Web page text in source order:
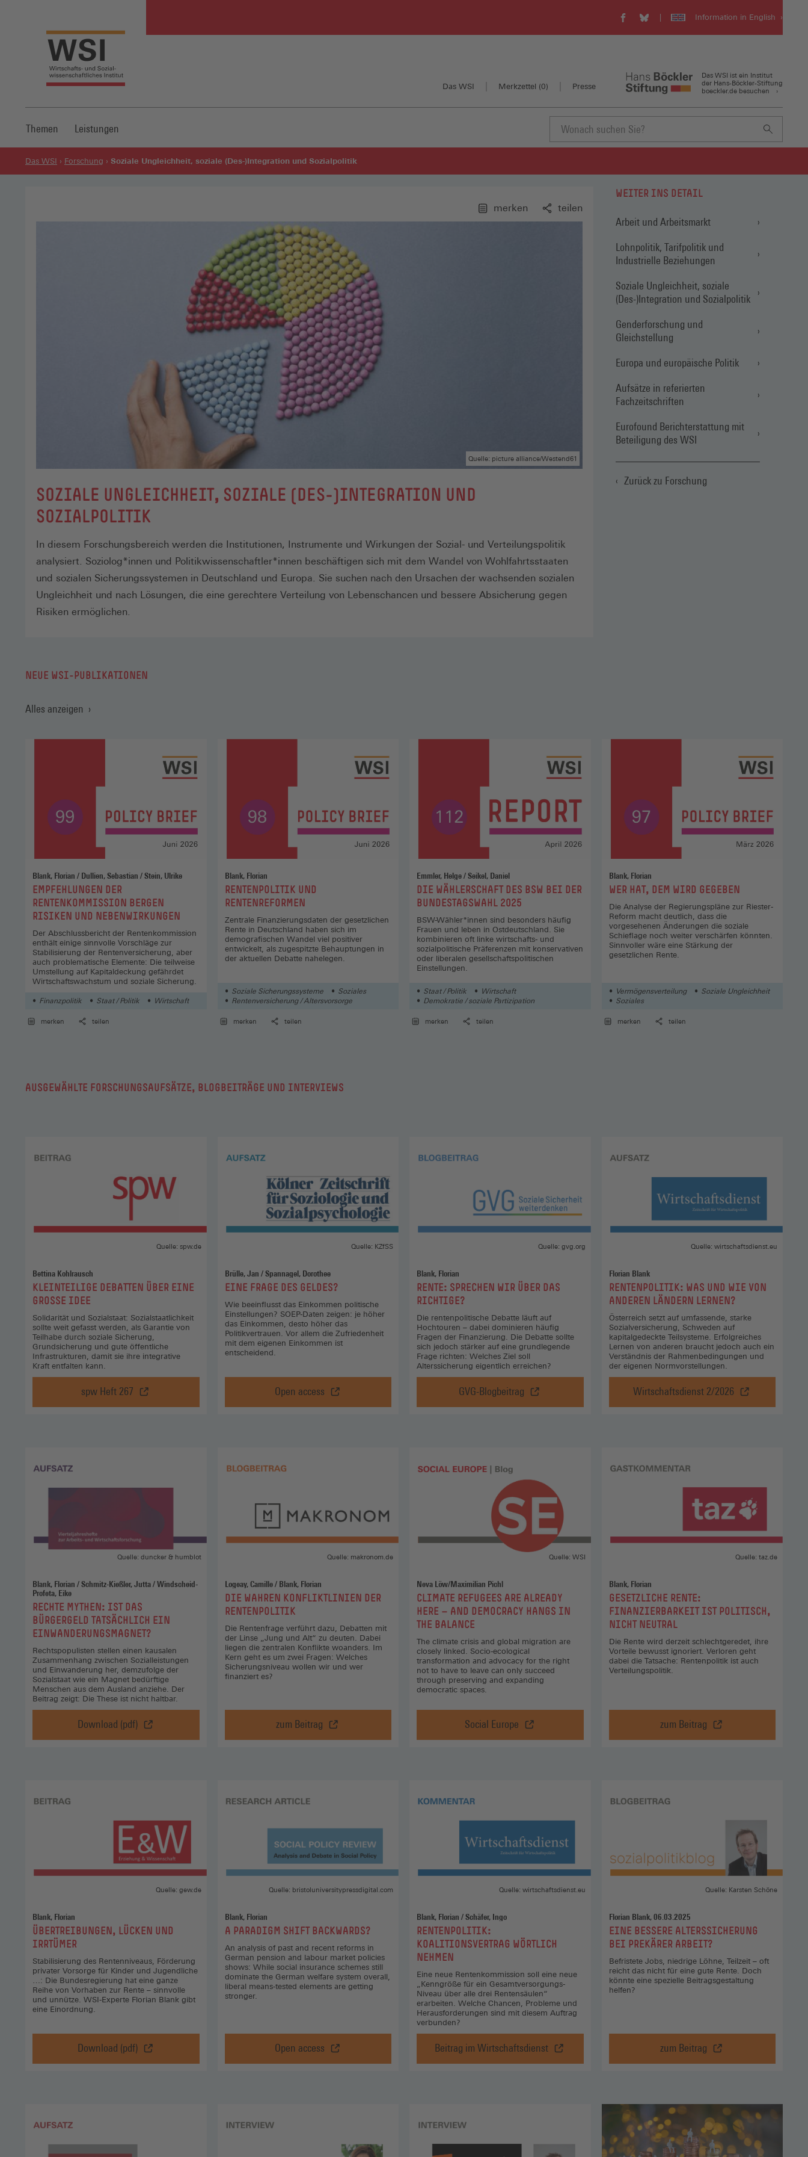
WSI
auf
einem
neuen
Fenster)
WSI
auf
einem
neuen
Fenster)
Information in English
Visit
our
(Öffnet
in
einem
neuen
Fenster)
Das WSI Merkzettel (0) Presse
Das WSI ist ein Institut
der Hans-Böckler-Stiftung
boeckler.de besuchen
Themen Leistungen
Suchbegriff
Das WSI Forschung Soziale Ungleichheit, soziale (Des-)Integration und Sozialpolitik
merken teilen
Quelle: picture alliance/Westend61
SOZIALE UNGLEICHHEIT, SOZIALE (DES-)INTEGRATION UND
SOZIALPOLITIK
In diesem Forschungsbereich werden die Institutionen, Instrumente und Wirkungen der Sozial- und Verteilungspolitik
analysiert. Soziolog*innen und Politikwissenschaftler*innen beschäftigen sich mit dem Wandel von Wohlfahrtsstaaten
und sozialen Sicherungssystemen in Deutschland und Europa. Sie suchen nach den Ursachen der wachsenden sozialen
Ungleichheit und nach Lösungen, die eine gerechtere Verteilung von Lebenschancen und bessere Absicherung gegen
Risiken ermöglichen.
WEITER INS DETAIL
Arbeit und Arbeitsmarkt
Lohnpolitik, Tarifpolitik und
Industrielle Beziehungen
Soziale Ungleichheit, soziale
(Des-)Integration und Sozialpolitik
Genderforschung und
Gleichstellung
Europa und europäische Politik
Aufsätze in referierten
Fachzeitschriften
Eurofound Berichterstattung mit
Beteiligung des WSI
Zurück zu Forschung
NEUE WSI-PUBLIKATIONEN
Alles anzeigen
Blank, Florian / Dullien, Sebastian / Stein, Ulrike
:EMPFEHLUNGEN DER
RENTENKOMMISSION BERGEN
RISIKEN UND NEBENWIRKUNGEN
Der Abschlussbericht der Rentenkommission
enthält einige sinnvolle Vorschläge zur
Stabilisierung der Rentenversicherung, aber
auch problematische Elemente: Die teilweise
Umstellung auf Kapitaldeckung gefährdet
Wirtschaftswachstum und soziale Sicherung.
Finanzpolitik Staat / Politik Wirtschaft
merken teilen
Blank, Florian
:RENTENPOLITIK UND
RENTENREFORMEN
Zentrale Finanzierungsdaten der gesetzlichen
Rente in Deutschland haben sich im
demografischen Wandel viel positiver
entwickelt, als zugespitzte Behauptungen in
der aktuellen Debatte nahelegen.
Soziale Sicherungssysteme
Soziales
Rentenversicherung / Altersvorsorge
merken teilen
Emmler, Helge / Seikel, Daniel
:DIE WÄHLERSCHAFT DES BSW BEI DER
BUNDESTAGSWAHL 2025
BSW-Wähler*innen sind besonders häufig
Frauen und leben in Ostdeutschland. Sie
kombinieren oft linke wirtschafts- und
sozialpolitische Präferenzen mit konservativen
oder liberalen gesellschaftspolitischen
Einstellungen.
Staat / Politik
Wirtschaft
Demokratie / soziale Partizipation
merken teilen
Blank, Florian
:WER HAT, DEM WIRD GEGEBEN
Die Analyse der Regierungspläne zur Riester-
Reform macht deutlich, dass die
vorgesehenen Änderungen die soziale
Schieflage noch weiter verschärfen könnten.
Sinnvoller wäre eine Stärkung der
gesetzlichen Rente.
Vermögensverteilung
Soziale Ungleichheit
Soziales
merken teilen
AUSGEWÄHLTE FORSCHUNGSAUFSÄTZE, BLOGBEITRÄGE UND INTERVIEWS
Bettina Kohlrausch
:KLEINTEILIGE DEBATTEN ÜBER EINE
GROSSE IDEE
Quelle: spw.de
Solidarität und Sozialstaat: Sozialstaatlichkeit
sollte weit gefasst werden, als Garantie von
Teilhabe durch soziale Sicherung,
Grundsicherung und gute öffentliche
Infrastrukturen, damit sie ihre integrative
Kraft entfalten kann.
spw Heft 267Kleinteilige
Debatten
Heft
einem
neuen
Brülle, Jan / Spannagel, Dorothee
:EINE FRAGE DES GELDES?
Quelle: KZfSS
Wie beeinflusst das Einkommen politische
Einstellungen? SOEP-Daten zeigen: je höher
das Einkommen, desto höher das
Politikvertrauen. Vor allem die Zufriedenheit
mit dem eigenen Einkommen ist
entscheidend.
Open access
Eine
Frage
neuen
Blank, Florian
:RENTE: SPRECHEN WIR ÜBER DAS
RICHTIGE?
Quelle: gvg.org
Die rentenpolitische Debatte läuft auf
Hochtouren – dabei dominieren häufig
Fragen der Finanzierung. Die Debatte sollte
sich jedoch stärker auf eine grundlegende
Frage richten: Welches Ziel soll
Alterssicherung eigentlich erreichen?
GVG-Blogbeitrag
Rente:
Sprechen
GVG-
Blogbeitrag
(Öffnet
in
einem
neuen
Fenster)
Florian Blank
:RENTENPOLITIK: WAS UND WIE VON
ANDEREN LÄNDERN LERNEN?
Quelle: wirtschaftsdienst.eu
Österreich setzt auf umfassende, starke
Sozialversicherung, Schweden auf
kapitalgedeckte Teilsysteme. Erfolgreiches
Lernen von anderen braucht jedoch auch ein
Verständnis der Rahmenbedingungen und
der eigenen Normvorstellungen.
Wirtschaftsdienst 2/2026
Rentenpolitik:
Was
lernen?,
Wirtschaftsdienst
2/2026
(Öffnet
in
Blank, Florian / Schmitz-Kießler, Jutta / Windscheid-
Profeta, Eike
:RECHTE MYTHEN: IST DAS
BÜRGERGELD TATSÄCHLICH EIN
EINWANDERUNGSMAGNET?
Quelle: duncker & humblot
Rechtspopulisten stellen einen kausalen
Zusammenhang zwischen Sozialleistungen
und Einwanderung her, demzufolge der
Sozialstaat wie ein Magnet bedürftige
Menschen aus dem Ausland anziehe. Der
Beitrag zeigt: Die These ist nicht haltbar.
Download (pdf)
Rechte
Mythen:
Einwanderungsmagnet?,
Download
(pdf)
(Öffnet
in
Logeay, Camille / Blank, Florian
:DIE WAHREN KONFLIKTLINIEN DER
RENTENPOLITIK
Quelle: makronom.de
Die Rentenfrage verführt dazu, Debatten mit
der Linse „Jung und Alt“ zu deuten. Dabei
liegen die zentralen Konflikte woanders. Im
Kern geht es um zwei Fragen: Welches
Sicherungsniveau wollen wir und wer
finanziert es?
zum Beitrag
Die
wahren
zum
einem
neuen
Fenster)
Neva Löw/Maximilian Pichl
:CLIMATE REFUGEES ARE ALREADY
HERE — AND DEMOCRACY HANGS IN
THE BALANCE
Quelle: WSI
The climate crisis and global migration are
closely linked. Socio-ecological
transformation and advocacy for the right
not to have to leave can only succeed
through preserving and expanding
democratic spaces.
Social Europe
Climate
Refugees
Democracy
Hangs
In
The
Balance,
Social
(Öffnet
einem
Blank, Florian
:GESETZLICHE RENTE:
FINANZIERBARKEIT IST POLITISCH,
NICHT NEUTRAL
Quelle: taz.de
Die Rente wird derzeit schlechtgeredet, ihre
Vorteile bewusst ignoriert. Verloren geht
dabei die Tatsache: Rentenpolitik ist auch
Verteilungspolitik.
zum BeitragGesetzliche
Rente:
in
einem
neuen
Blank, Florian
:ÜBERTREIBUNGEN, LÜCKEN UND
IRRTÜMER
Quelle: gew.de
Stabilisierung des Rentenniveaus, Förderung
privater Vorsorge für Kinder und Jugendliche
…: Die Bundesregierung hat eine ganze
Reihe von Vorhaben zur Rente – sinnvolle
und unnütze. WSI-Experte Florian Blank gibt
eine Einordnung.
Download (pdf)Übertreibungen,
Lücken
in
Blank, Florian
:A PARADIGM SHIFT BACKWARDS?
Quelle: bristoluniversitypressdigital.com
An analysis of past and recent reforms in
German pension and labour market policies
shows: While social insurance schemes still
dominate the German welfare system overall,
liberal means-tested elements are getting
stronger.
Open access
A
paradigm
Blank, Florian / Schäfer, Ingo
:RENTENPOLITIK:
KOALITIONSVERTRAG WÖRTLICH
NEHMEN
Quelle: wirtschaftsdienst.eu
Eine neue Rentenkommission soll eine neue
„Kenngröße für ein Gesamtversorgungs-
Niveau über alle drei Rentensäulen“
erarbeiten. Welche Chancen, Probleme und
Herausforderungen sind mit diesem Auftrag
verbunden?
Beitrag im Wirtschaftsdienst
Rentenpolitik:
Koalitionsvertrag
(Öffnet
Florian Blank, 06.03.2025
:EINE BESSERE ALTERSSICHERUNG
BEI PREKÄRER ARBEIT?
Quelle: Karsten Schöne
Befristete Jobs, niedrige Löhne, Teilzeit – oft
reicht das nicht für eine gute Rente. Doch
könnte eine spezielle Beitragsgestaltung
helfen?
zum Beitrag
Eine
bessere
prekärer
Arbeit?,
zum
Beitrag